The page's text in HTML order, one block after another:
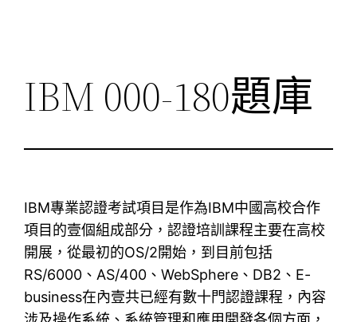
IBM 000-180題庫
IBM專業認證考試項目是作為IBM中國高校合作
項目的壹個組成部分，認證培訓課程主要在高校
開展，從最初的OS/2開始，到目前包括
RS/6000、AS/400、WebSphere、DB2、E-
business在內壹共已經有數十門認證課程，內容